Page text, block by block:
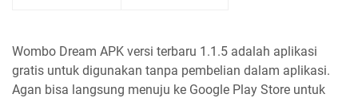
Wombo Dream APK versi terbaru 1.1.5 adalah aplikasi
gratis untuk digunakan tanpa pembelian dalam aplikasi.
Agan bisa langsung menuju ke Google Play Store untuk